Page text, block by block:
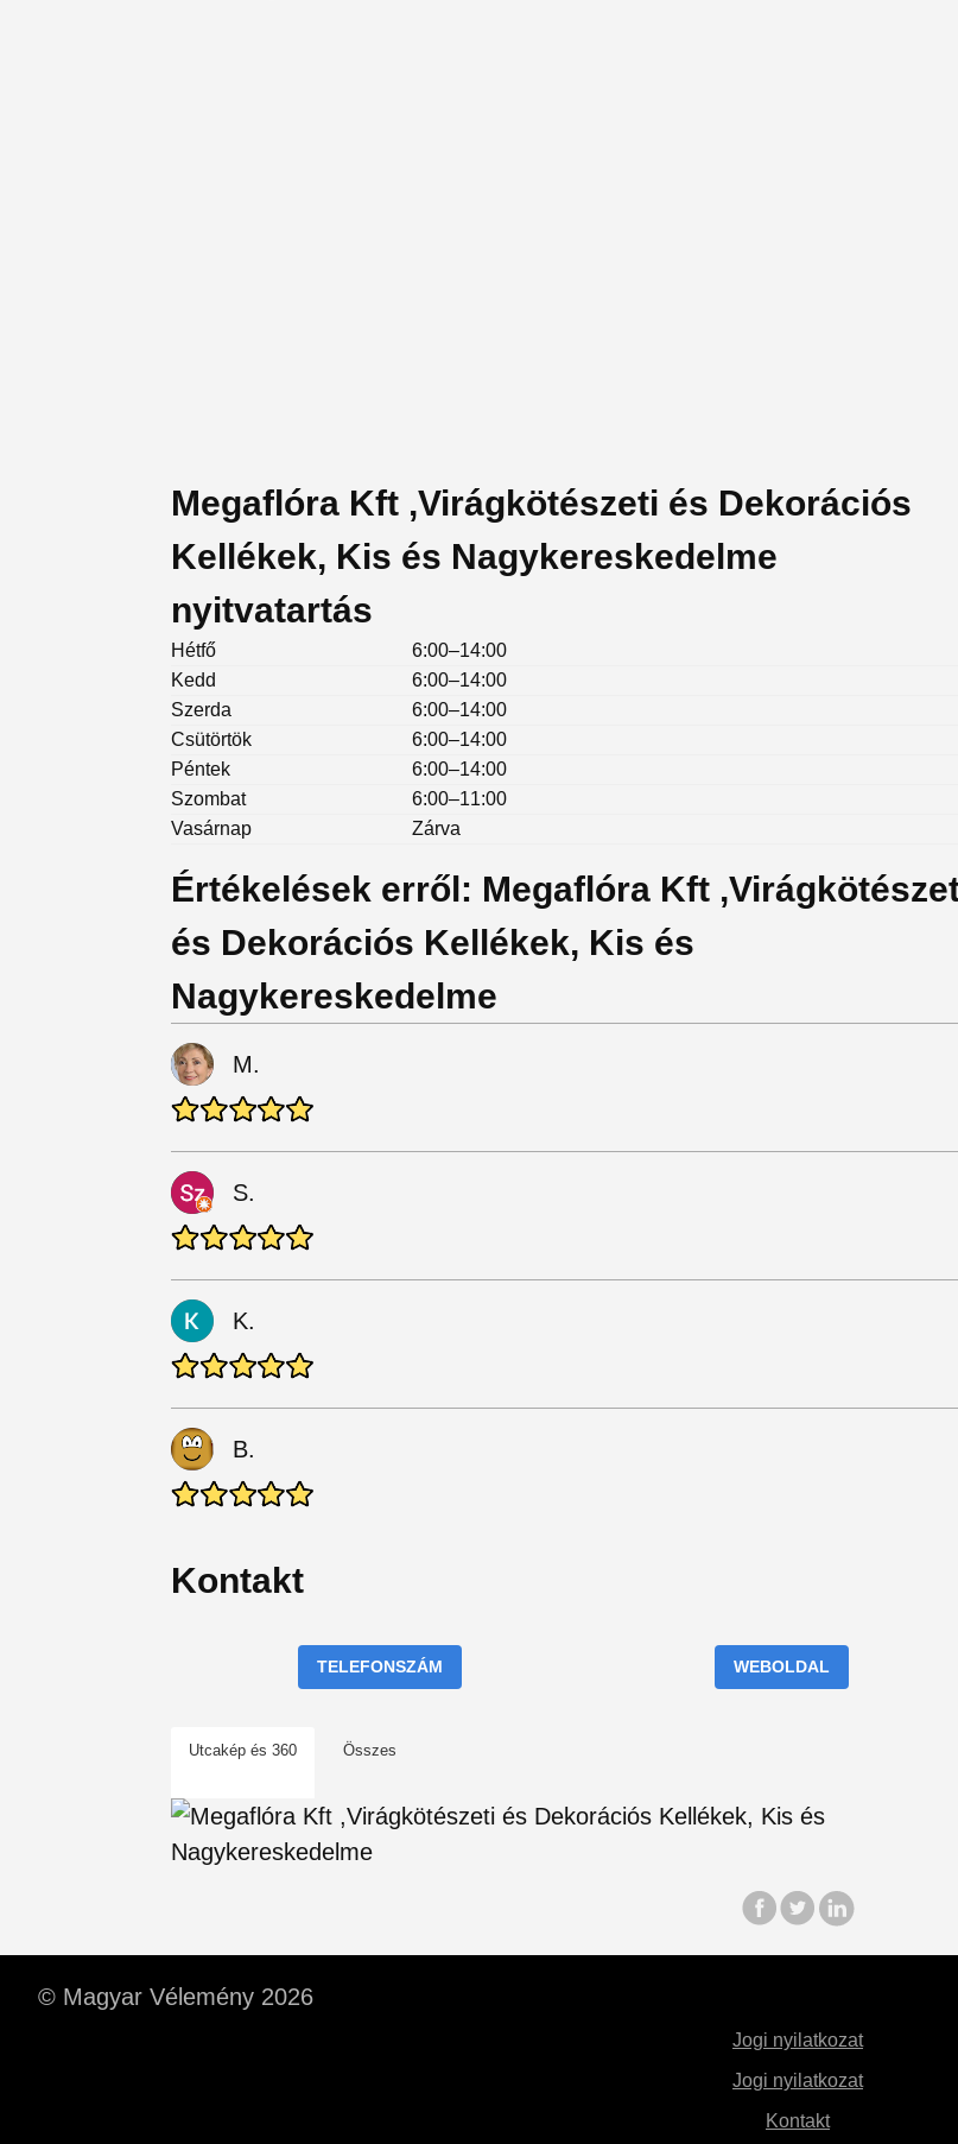
Megaflóra Kft ,Virágkötészeti és Dekorációs
Kellékek, Kis és Nagykereskedelme
nyitvatartás
Hétfő
6:00–14:00
Kedd
6:00–14:00
Szerda
6:00–14:00
Csütörtök
6:00–14:00
Péntek
6:00–14:00
Szombat
6:00–11:00
Vasárnap
Zárva
Értékelések erről: Megaflóra Kft
és Dekorációs Kellékek, Kis és
Nagykereskedelme
M.
S.
K.
B.
Kontakt
TELEFONSZÁM WEBOLDAL
Utcakép és 360 Összes
© Magyar Vélemény 2026
Jogi nyilatkozat
Jogi nyilatkozat
Kontakt